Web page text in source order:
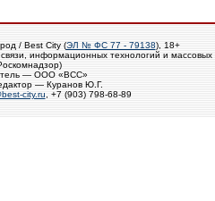
/ Best City (ЭЛ № ФС 77 - 79138), 18+
информационных технологий и массовых
— ООО «ВСС»
— Куранов Ю.Г.
city.ru , +7 (903) 798-68-89